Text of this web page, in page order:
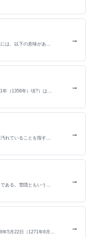
は、以下の意味があ…
→
年（1356年）頃?）は…
→
れていることを指す…
→
ある。雪隠ともいう…
→
年5月22日（1271年6月…
→